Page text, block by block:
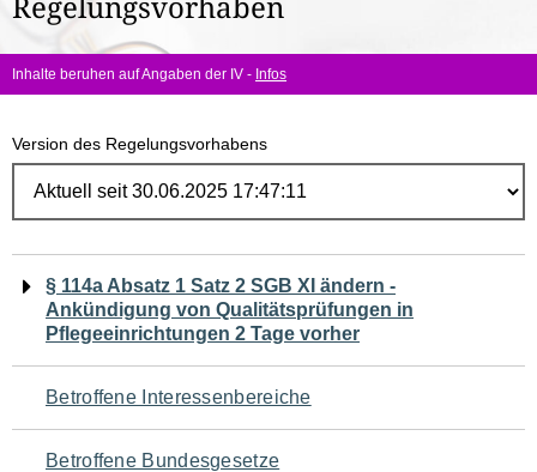
hier:
Inhalte beruhen auf Angaben der IV - Infos
Version des Regelungsvorhabens
Navigation
für
den
Seiteninhalt
§ 114a Absatz 1 Satz 2 SGB XI ändern -
Ankündigung von Qualitätsprüfungen in
Pflegeeinrichtungen 2 Tage vorher
Betroffene Interessenbereiche
Betroffene Bundesgesetze